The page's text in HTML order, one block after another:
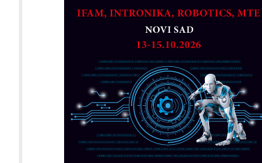
Razvoj asortimanskog pravca MINI-
PLC AKYTEC
dostupan u Srbiji
MOTOMAN – NEXT-Robotika vođena
veštačkom inteligencijom
I.SAFE MOBILE revolucioniše
industrijsku automatizaciju
pionirskimmobile operator PANEL-OM